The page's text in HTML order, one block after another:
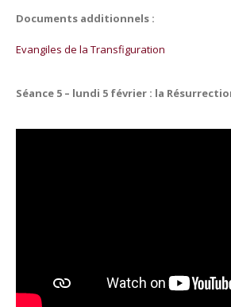
Documents additionnels :
Evangiles de la Transfiguration
Séance 5 – lundi 5 février : la